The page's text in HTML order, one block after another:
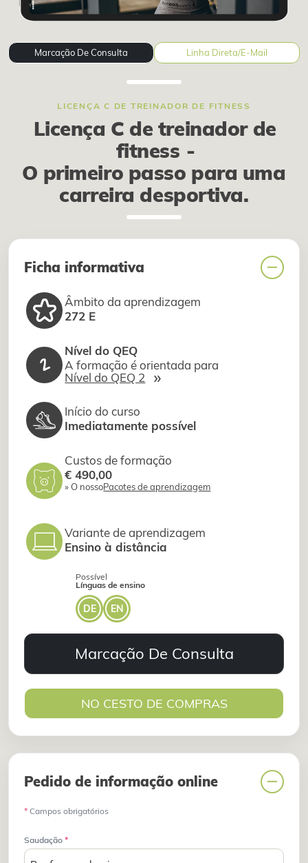
Marcação De Consulta Linha Direta/E-Mail
LICENÇA C DE TREINADOR DE FITNESS
Licença C de treinador de
fitness -
O primeiro passo para uma
carreira desportiva.
Ficha informativa
Âmbito da aprendizagem
272 E
2
Nível do QEQ
A formação é orientada para
Nível do QEQ 2
»
Início do curso
Imediatamente possível
Custos de formação
€ 490,00
» O nossoPacotes de aprendizagem
Variante de aprendizagem
Ensino à distância
Possível
Línguas de ensino
DE EN
Marcação De Consulta
NO CESTO DE COMPRAS
Pedido de informação online
*Campos obrigatórios
Saudação*